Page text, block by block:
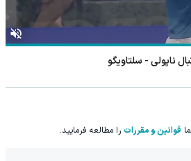
ناپولی - سلتاویگو
قوانین و مقررات را مطالعه فرمایید.